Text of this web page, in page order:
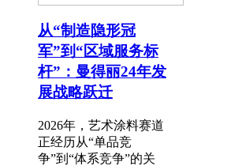
从“制造隐形冠
军”到“区域服务标
杆”：曼得丽24年发
展战略跃迁
2026年，艺术涂料赛道
正经历从“单品竞
争”到“体系竞争”的关